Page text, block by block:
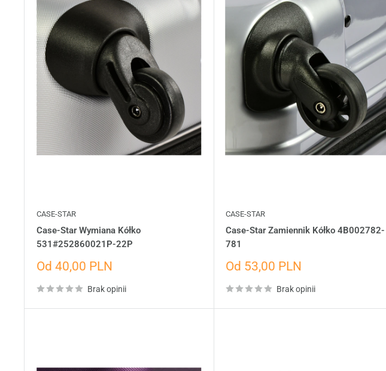
CASE-STAR
Case-Star Wymiana Kółko
531#252860021P-22P
Cena
Od 40,00 PLN
Brak opinii
CASE-STAR
Case-Star Zamiennik Kółko 4B002782-
781
Cena
Od 53,00 PLN
Brak opinii